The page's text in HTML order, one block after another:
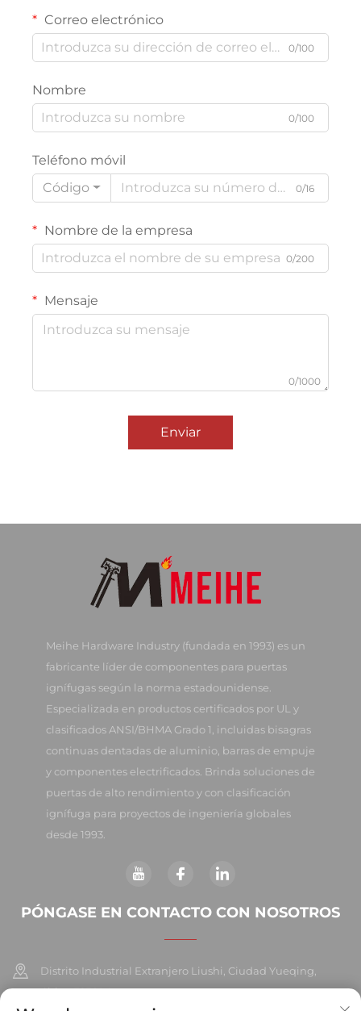
Correo electrónico
0/100
Nombre
0/100
Teléfono móvil
Código
0/16
Nombre de la empresa
0/200
Mensaje
0/1000
Enviar
Meihe Hardware Industry (fundada en 1993) es un
fabricante líder de componentes para puertas
ignífugas según la norma estadounidense.
Especializada en productos certificados por UL y
clasificados ANSI/BHMA Grado 1, incluidas bisagras
continuas dentadas de aluminio, barras de empuje
y componentes electrificados. Brinda soluciones de
puertas de alto rendimiento y con clasificación
ignífuga para proyectos de ingeniería globales
desde 1993.
PÓNGASE EN CONTACTO CON NOSOTROS
Distrito Industrial Extranjero Liushi, Ciudad Yueqing,
China 325604